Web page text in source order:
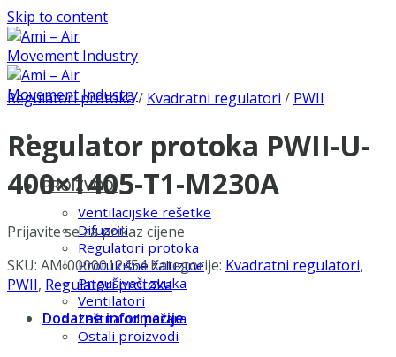
Skip to content
PROIZVODI
Ventilacijske rešetke
Difuzori
Regulatori protoka
Protukišne žaluzine
Prigušivači zvuka
Ventilatori
Zaštita od požara
Ostali proizvodi
Regulatori protoka/ Kvadratni regulatori / PWII
Regulator protoka PWII-U-
400×1405-T1-M230A
Prijavite se za prikaz cijene
SKU: AMI0000012454 Kategorije: Kvadratni regulatori,
PWII, Regulatori protoka
Dodatne informacije